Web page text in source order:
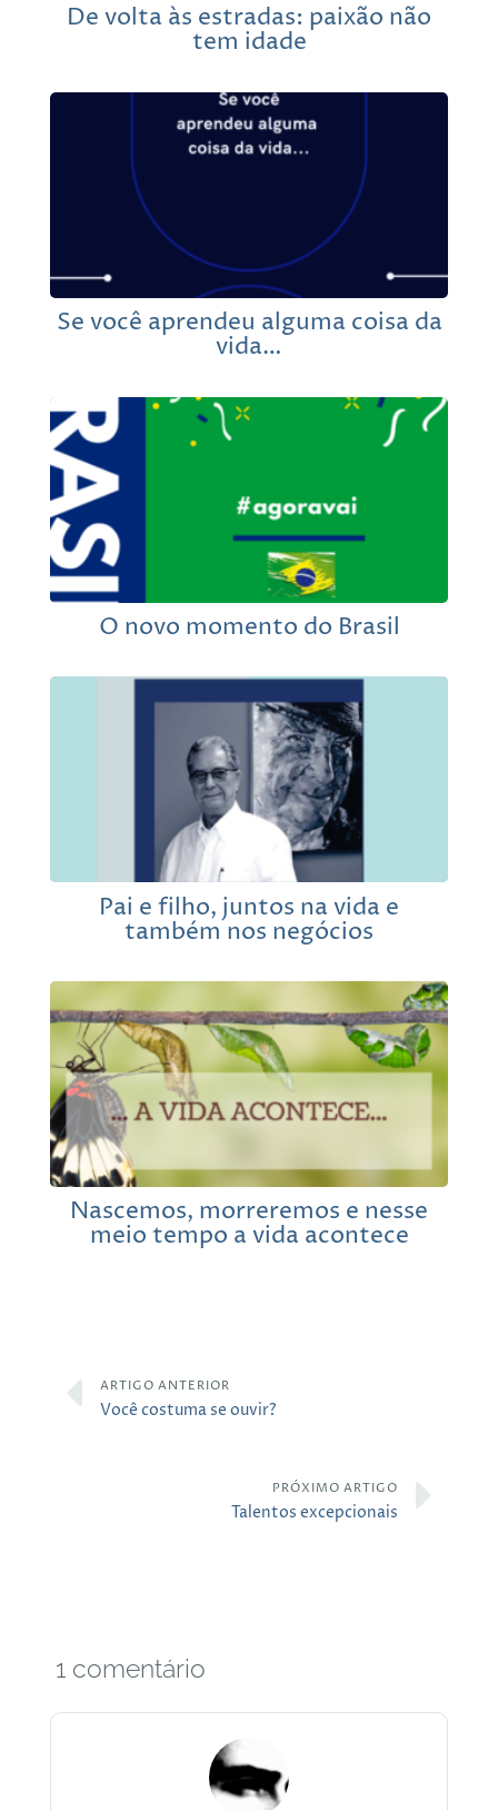
De volta às estradas: paixão não
tem idade
Se você aprendeu alguma coisa da
vida…
O novo momento do Brasil
Pai e filho, juntos na vida e
também nos negócios
Nascemos, morreremos e nesse
meio tempo a vida acontece
ARTIGO ANTERIOR
Você costuma se ouvir?
PRÓXIMO ARTIGO
Talentos excepcionais
1 comentário